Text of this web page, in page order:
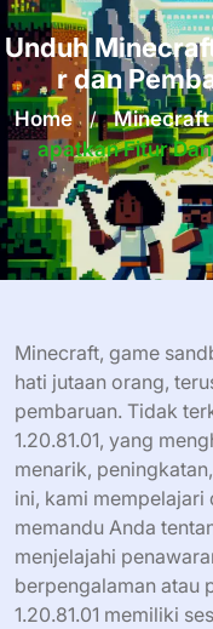
Unduh
r dan
Home / Minecraft
Apatkan Fitur
Minecraft, game
hati jutaan orang,
pembaruan. Tidak
1.20.81.01, yang
menarik,
ini, kami mempelajari
memandu Anda
menjelajahi
berpengalaman atau
1.20.81.01 memiliki